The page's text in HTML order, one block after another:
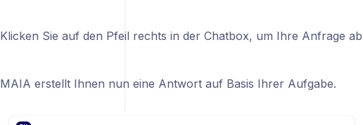
Klicken Sie auf den Pfeil rechts in der Chatbox, um Ihre Anfrage
MAIA erstellt Ihnen nun eine Antwort auf Basis Ihrer Aufgabe.